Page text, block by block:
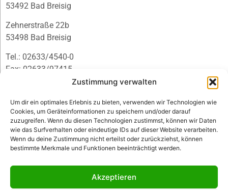
Zustimmung verwalten
Um dir ein optimales Erlebnis zu bieten, verwenden wir Technologien wie
Cookies, um Geräteinformationen zu speichern und/oder darauf
zuzugreifen. Wenn du diesen Technologien zustimmst, können wir Daten
wie das Surfverhalten oder eindeutige IDs auf dieser Website verarbeiten.
Wenn du deine Zustimmung nicht erteilst oder zurückziehst, können
bestimmte Merkmale und Funktionen beeinträchtigt werden.
Akzeptieren
53492 Bad Breisig
Zehnerstraße 22b
53498 Bad Breisig
Tel.: 02633/4540-0
Fax: 02633/97415
infobb@blmedien.de